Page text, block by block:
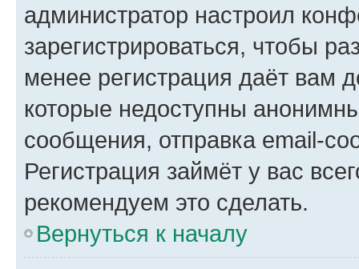
администратор настроил
зарегистрироваться, чтобы
менее регистрация даёт вам
которые недоступны
сообщения, отправка email-
Регистрация займёт у вас
рекомендуем это сделать.
Вернуться к началу